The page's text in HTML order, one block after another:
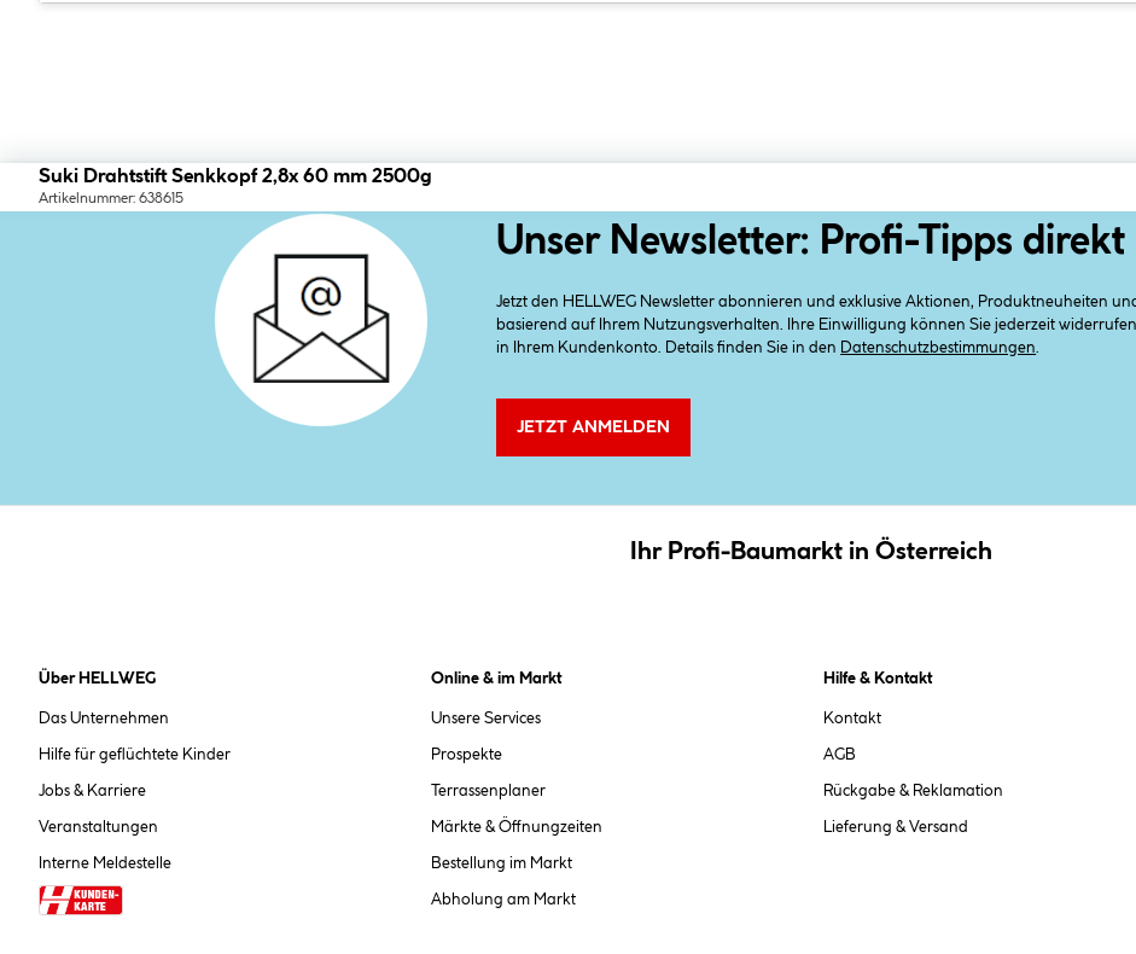
Suki Drahtstift Senkkopf 2,8x 60 mm 2500g
Artikelnummer: 638615
Unser Newsletter: Profi-Tipps direkt
Jetzt den HELLWEG Newsletter abonnieren und exklusive Aktionen, Produktneuheiten
basierend auf Ihrem Nutzungsverhalten. Ihre Einwilligung können Sie jederzeit
in Ihrem Kundenkonto. Details finden Sie in den
Datenschutzbestimmungen
JETZT ANMELDEN
Ihr Profi-Baumarkt in Österreich
Über HELLWEG
Das Unternehmen
Hilfe für geflüchtete Kinder
Jobs & Karriere
Veranstaltungen
Interne Meldestelle
Online & im Markt
Unsere Services
Prospekte
Terrassenplaner
Märkte & Öffnungzeiten
Bestellung im Markt
Abholung am Markt
Hilfe & Kontakt
Kontakt
AGB
Rückgabe & Reklamation
Lieferung & Versand